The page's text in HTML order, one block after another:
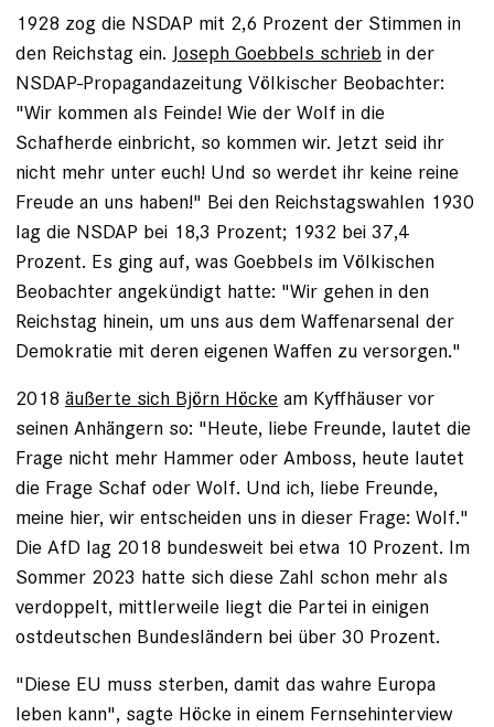
1928 zog die NSDAP mit 2,6 Prozent der Stimmen in
den Reichstag ein. Joseph Goebbels schrieb in der
NSDAP-Propagandazeitung Völkischer Beobachter:
"Wir kommen als Feinde! Wie der Wolf in die
Schafherde einbricht, so kommen wir. Jetzt seid ihr
nicht mehr unter euch! Und so werdet ihr keine reine
Freude an uns haben!" Bei den Reichstagswahlen 1930
lag die NSDAP bei 18,3 Prozent; 1932 bei 37,4
Prozent. Es ging auf, was Goebbels im Völkischen
Beobachter angekündigt hatte: "Wir gehen in den
Reichstag hinein, um uns aus dem Waffenarsenal der
Demokratie mit deren eigenen Waffen zu versorgen."
2018 äußerte sich Björn Höcke am Kyffhäuser vor
seinen Anhängern so: "Heute, liebe Freunde, lautet die
Frage nicht mehr Hammer oder Amboss, heute lautet
die Frage Schaf oder Wolf. Und ich, liebe Freunde,
meine hier, wir entscheiden uns in dieser Frage: Wolf."
Die AfD lag 2018 bundesweit bei etwa 10 Prozent. Im
Sommer 2023 hatte sich diese Zahl schon mehr als
verdoppelt, mittlerweile liegt die Partei in einigen
ostdeutschen Bundesländern bei über 30 Prozent.
"Diese EU muss sterben, damit das wahre Europa
leben kann", sagte Höcke in einem Fernsehinterview